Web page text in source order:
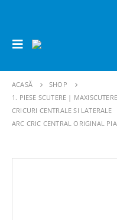
ACASĂ
SHOP
1. PIESE SCUTERE |
CRICURI CENTRALE SI LATERALE
ARC CRIC CENTRAL ORIGINAL